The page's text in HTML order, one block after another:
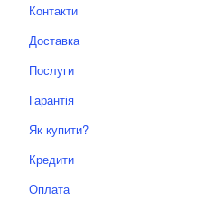
Контакти
Доставка
Послуги
Гарантія
Як купити?
Кредити
Оплата